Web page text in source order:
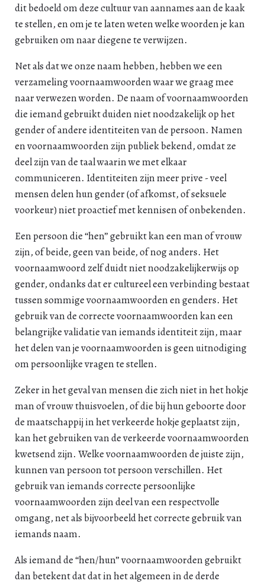
dit bedoeld om deze cultuur van aannames aan de kaak
te stellen, en om je te laten weten welke woorden je kan
gebruiken om naar diegene te verwijzen.
Net als dat we onze naam hebben, hebben we een
verzameling voornaamwoorden waar we graag mee
naar verwezen worden. De naam of voornaamwoorden
die iemand gebruikt duiden niet noodzakelijk op het
gender of andere identiteiten van de persoon. Namen
en voornaamwoorden zijn publiek bekend, omdat ze
deel zijn van de taal waarin we met elkaar
communiceren. Identiteiten zijn meer prive - veel
mensen delen hun gender (of afkomst, of seksuele
voorkeur) niet proactief met kennisen of onbekenden.
Een persoon die “hen” gebruikt kan een man of vrouw
zijn, of beide, geen van beide, of nog anders. Het
voornaamwoord zelf duidt niet noodzakelijkerwijs op
gender, ondanks dat er cultureel een verbinding bestaat
tussen sommige voornaamwoorden en genders. Het
gebruik van de correcte voornaamwoorden kan een
belangrijke validatie van iemands identiteit zijn, maar
het delen van je voornaamwoorden is geen uitnodiging
om persoonlijke vragen te stellen.
Zeker in het geval van mensen die zich niet in het hokje
man of vrouw thuisvoelen, of die bij hun geboorte door
de maatschappij in het verkeerde hokje geplaatst zijn,
kan het gebruiken van de verkeerde voornaamwoorden
kwetsend zijn. Welke voornaamwoorden de juiste zijn,
kunnen van persoon tot persoon verschillen. Het
gebruik van iemands correcte persoonlijke
voornaamwoorden zijn deel van een respectvolle
omgang, net als bijvoorbeeld het correcte gebruik van
iemands naam.
Als iemand de “hen/hun” voornaamwoorden gebruikt
dan betekent dat dat in het algemeen in de derde